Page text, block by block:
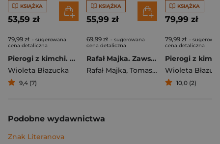
KSIĄŻKA
53,59 zł
79,99 zł - sugerowana
cena detaliczna
Pierogi z kimchi. Moje ulubione azjatyckie przepisy
Wioleta Błazucka
9,4 (7)
KSIĄŻKA
55,99 zł
69,99 zł - sugerowana
cena detaliczna
Rafał Majka. Zawsze z przodu. Rozmawia Tomasz Kalemba - książka z autografem
Rafał Majka, Tomasz Kalemba
KSIĄŻKA
79,99 zł
79,99 zł -
cena detaliczna
Wioleta
10,0 (2)
Podobne wydawnictwa
Znak Literanova